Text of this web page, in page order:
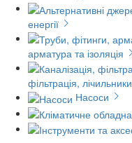
енергії
арматура та ізоляція
фільтрація, лічильники
Насоси